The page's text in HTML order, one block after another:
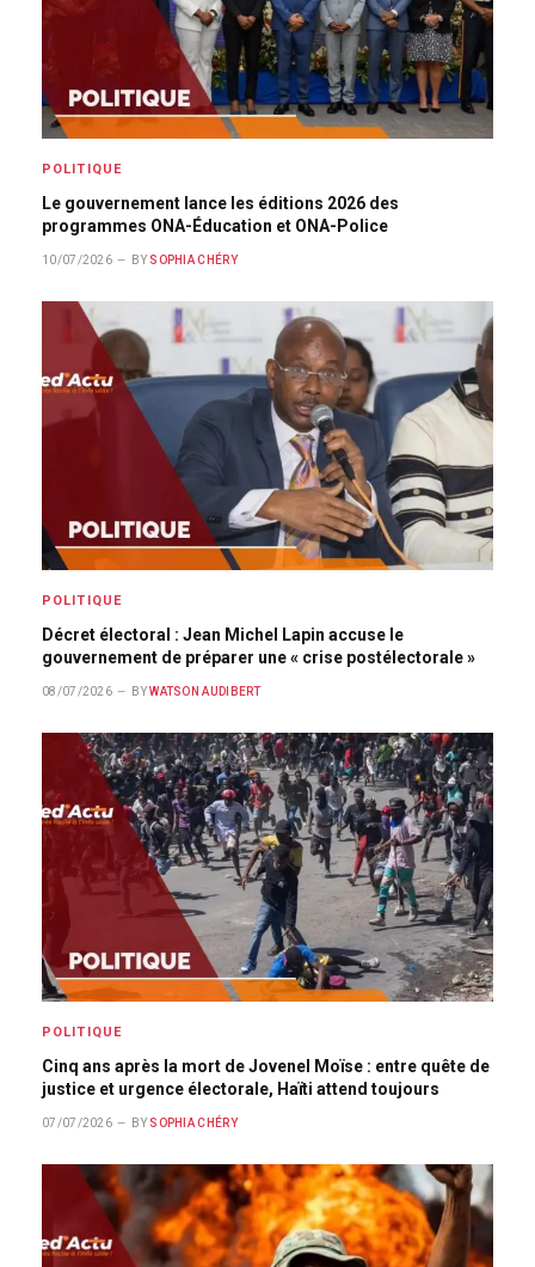
POLITIQUE
Le gouvernement lance les éditions 2026 des
programmes ONA-Éducation et ONA-Police
10/07/2026 BY SOPHIA CHÉRY
POLITIQUE
Décret électoral : Jean Michel Lapin accuse le
gouvernement de préparer une « crise postélectorale »
08/07/2026 BY WATSON AUDIBERT
POLITIQUE
Cinq ans après la mort de Jovenel Moïse : entre quête de
justice et urgence électorale, Haïti attend toujours
07/07/2026 BY SOPHIA CHÉRY